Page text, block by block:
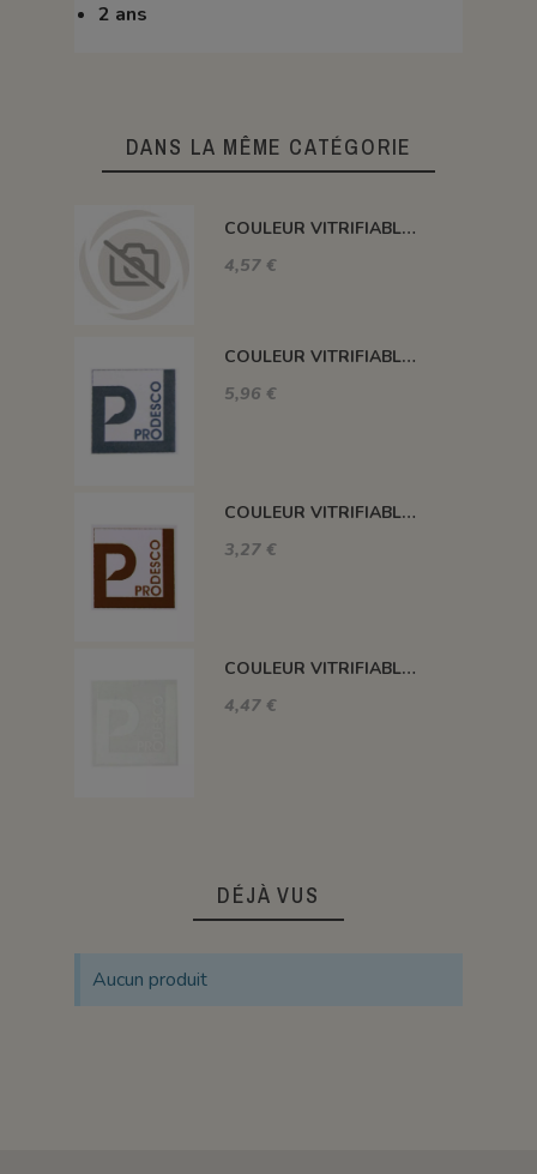
2 ans
DANS LA MÊME CATÉGORIE
COULEUR VITRIFIABLE DÉCOR SANS PLOMB JAUNE VA105
4,57 €
COULEUR VITRIFIABLE DÉCOR SANS PLOMB GRIS VA116
5,96 €
COULEUR VITRIFIABLE DÉCOR SANS PLOMB CHOCOLAT VA109
3,27 €
COULEUR VITRIFIABLE DÉCOR SANS PLOMB BLANC VA103
4,47 €
DÉJÀ VUS
Aucun produit